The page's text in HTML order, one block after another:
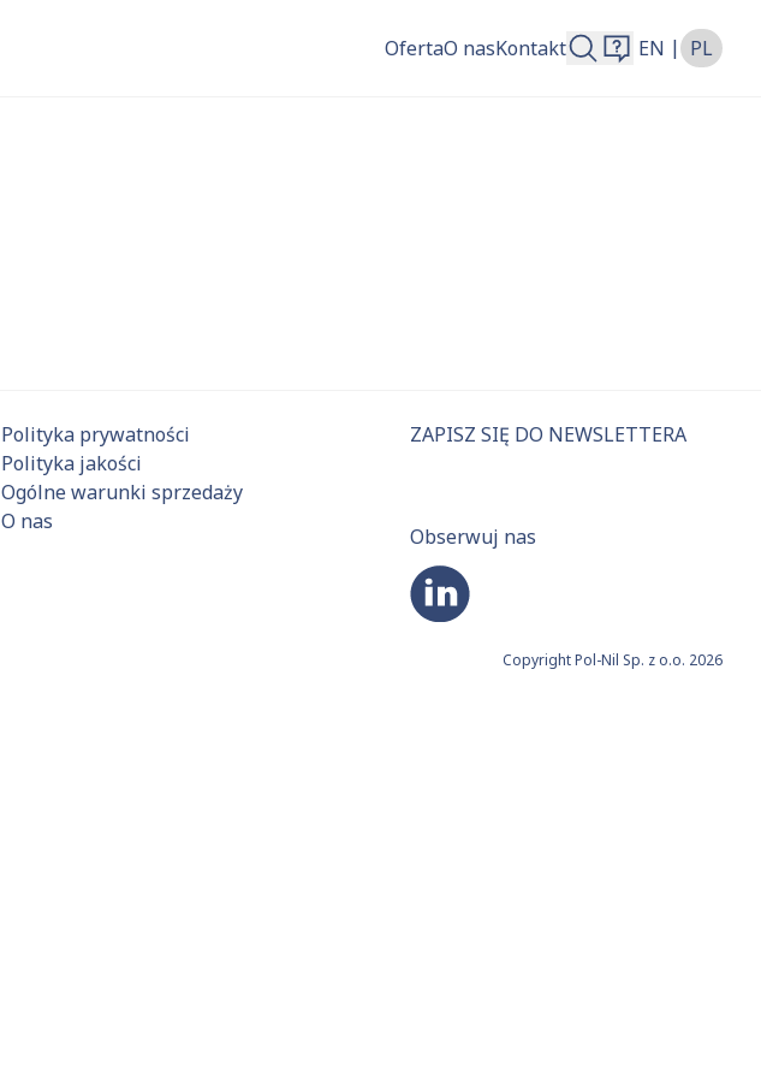
OfertaO nasKontakt EN | PL
Polityka prywatności
Polityka jakości
Ogólne warunki sprzedaży
O nas
ZAPISZ SIĘ DO NEWSLETTERA
Obserwuj nas
Copyright Pol-Nil Sp. z o.o. 2026